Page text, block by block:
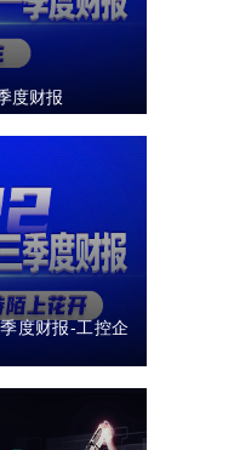
度财报
度财报-工控企